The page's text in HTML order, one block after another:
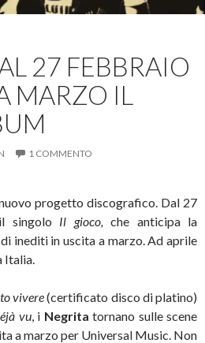
27 FEBBRAIO
MARZO IL
1 COMMENTO
progetto discografico. Dal 27
singolo Il gioco, che anticipa la
inediti in uscita a marzo. Ad aprile
Italia.
vivere(certificato disco di platino)
vu, i Negrita tornano sulle scene
a marzo per Universal Music. Non